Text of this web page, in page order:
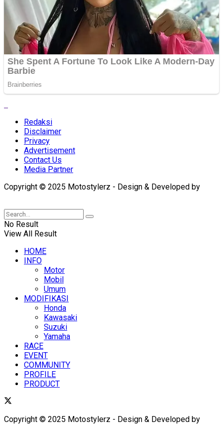
Redaksi
Disclaimer
Privacy
Advertisement
Contact Us
Media Partner
Copyright © 2025 Motostylerz - Design & Developed by
No Result
View All Result
HOME
INFO
Motor
Mobil
Umum
MODIFIKASI
Honda
Kawasaki
Suzuki
Yamaha
RACE
EVENT
COMMUNITY
PROFILE
PRODUCT
Copyright © 2025 Motostylerz - Design & Developed by